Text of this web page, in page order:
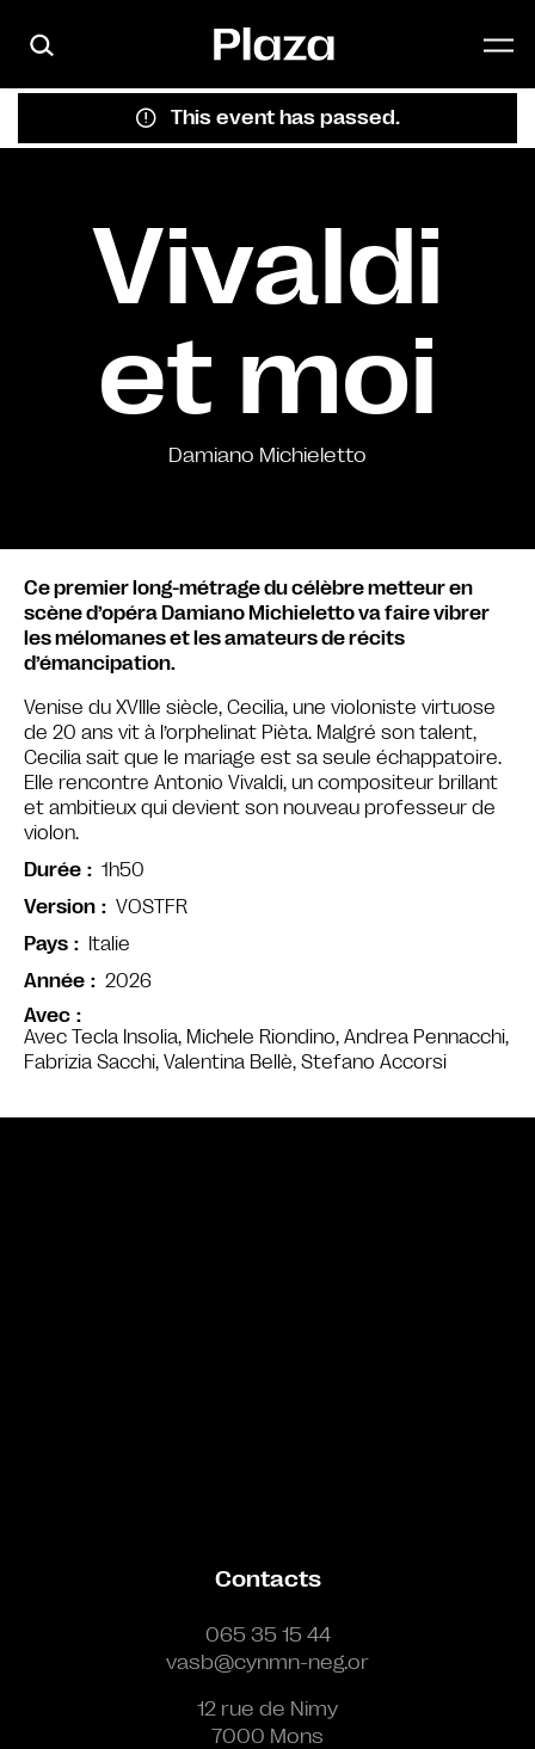
This event has passed.
Vivaldi
et moi
Damiano Michieletto
Avec
Avec Tecla Insolia, Michele Riondino, Andrea Pennacchi,
Fabrizia Sacchi, Valentina Bellè, Stefano Accorsi
Ce premier long-métrage du célèbre metteur en
scène d’opéra Damiano Michieletto va faire vibrer
les mélomanes et les amateurs de récits
d’émancipation.
Venise du XVIIIe siècle, Cecilia, une violoniste virtuose
de 20 ans vit à l’orphelinat Pièta. Malgré son talent,
Cecilia sait que le mariage est sa seule échappatoire.
Elle rencontre Antonio Vivaldi, un compositeur brillant
et ambitieux qui devient son nouveau professeur de
violon.
Durée
1h50
Version
VOSTFR
Pays
Italie
Année
2026
Contacts
065 35 15 44
vasb@cynmn-neg.or
12 rue de Nimy
7000 Mons